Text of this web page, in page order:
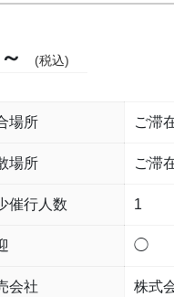
(税込)
場所 ご滞
場所 ご滞
催行人数 1
◯
会社 株式